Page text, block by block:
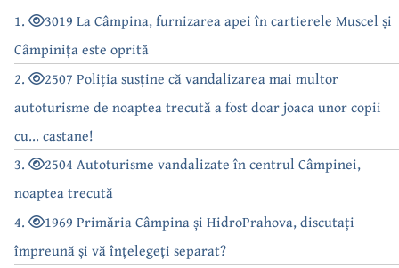
1.
3019 La Câmpina, furnizarea apei în cartierele Muscel și
Câmpinița este oprită
2.
2507 Poliția susține că vandalizarea mai multor
autoturisme de noaptea trecută a fost doar joaca unor copii
cu... castane!
3.
2504 Autoturisme vandalizate în centrul Câmpinei,
noaptea trecută
4.
1969 Primăria Câmpina și HidroPrahova, discutați
împreună și vă înțelegeți separat?